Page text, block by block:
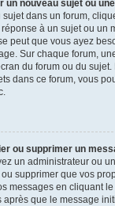
un nouveau sujet ou
dans un forum,
à un sujet ou un
peut que vous ayez
Sur chaque forum,
du forum ou du
dans ce forum, vous
ou supprimer un
un administrateur ou
supprimer que vos
messages en cliquant
que le message